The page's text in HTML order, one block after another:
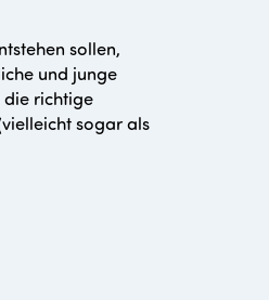
sollen,
und junge
richtige
sogar als